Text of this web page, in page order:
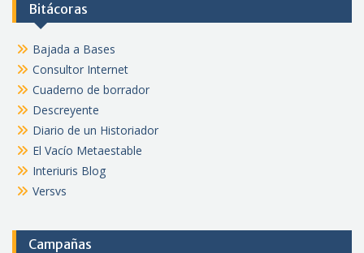
Bitácoras
Bajada a Bases
Consultor Internet
Cuaderno de borrador
Descreyente
Diario de un Historiador
El Vacío Metaestable
Interiuris Blog
Versvs
Campañas